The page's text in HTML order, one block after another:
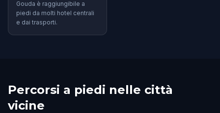
Gouda è raggiungibile a
piedi da molti hotel centrali
e dai trasporti.
Percorsi a piedi nelle città
vicine